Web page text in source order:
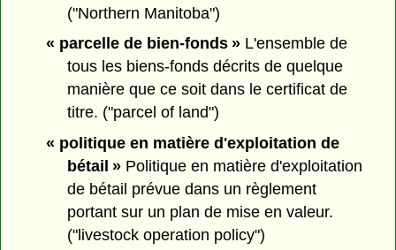
("Northern Manitoba")
« parcelle de bien-fonds »L'ensemble de
tous les biens-fonds décrits de quelque
manière que ce soit dans le certificat de
titre. ("parcel of land")
« politique en matière d'exploitation de
bétail » Politique en matière d'exploitation
de bétail prévue dans un règlement
portant sur un plan de mise en valeur.
("livestock operation policy")